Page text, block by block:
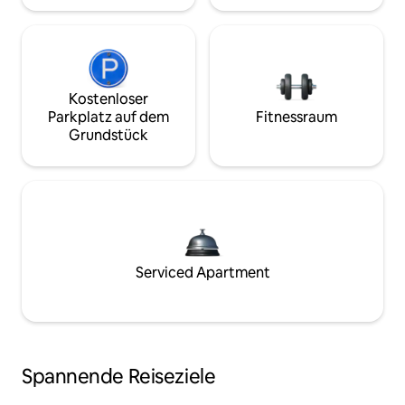
Kostenloser
Parkplatz auf dem
Grundstück
Fitnessraum
Serviced Apartment
Spannende Reiseziele